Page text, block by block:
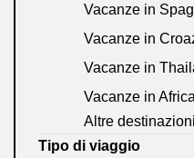
Vacanze in
Vacanze in
Vacanze in
Vacanze in Africa
Altre destinazioni
Tipo di viaggio